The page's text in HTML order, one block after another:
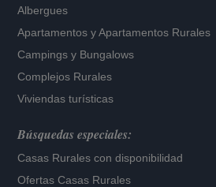
Albergues
Apartamentos yApartamentos Rurales
Campings y Bungalows
Complejos Rurales
Viviendas turísticas
Búsquedas especiales:
Casas Rurales con disponibilidad
Ofertas Casas Rurales